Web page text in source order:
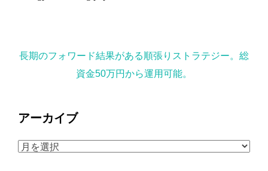
長期のフォワード結果がある順張りストラテジー。総
資金50万円から運用可能。
アーカイブ
ア